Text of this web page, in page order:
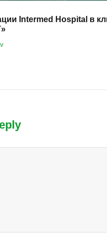
Intermed Hospital в